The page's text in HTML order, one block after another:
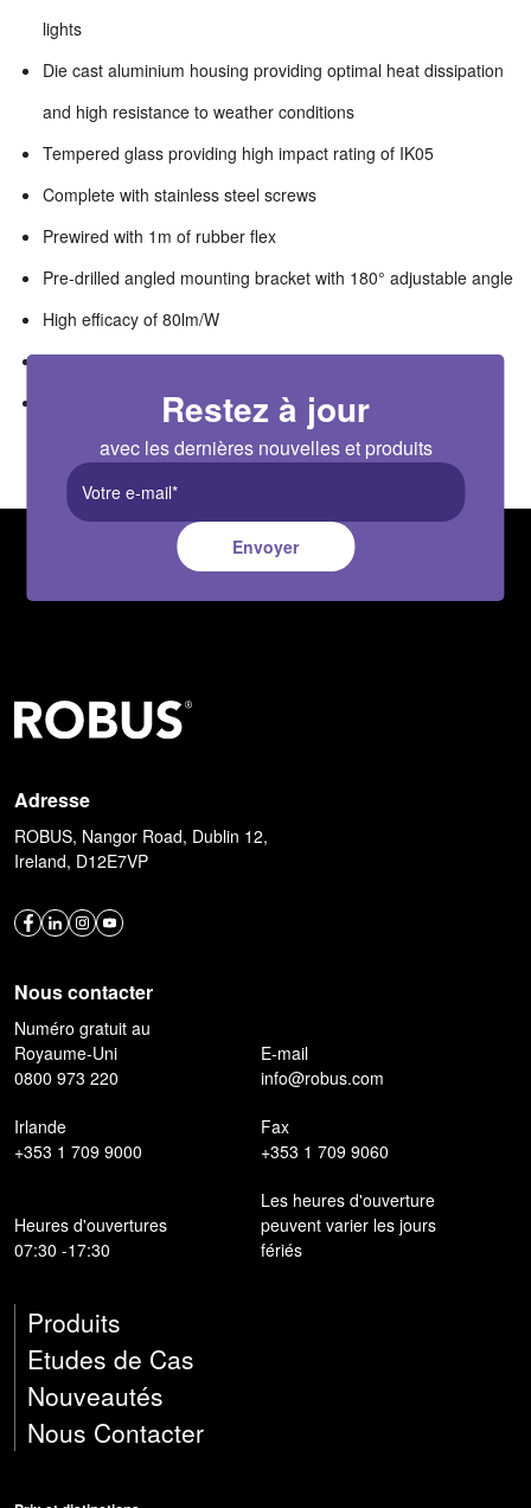
lights
Die cast aluminium housing providing optimal heat dissipation
and high resistance to weather conditions
Tempered glass providing high impact rating of IK05
Complete with stainless steel screws
Prewired with 1m of rubber flex
Pre-drilled angled mounting bracket with 180° adjustable angle
High efficacy of 80lm/W
Wide operating ambient temperature range of -20°C to 40°C
Complete with PIR with adjustable tilt of 180° and swivel of
Restez à jour
avec les dernières nouvelles et produits
Envoyer
Adresse
ROBUS, Nangor Road, Dublin 12,
Ireland, D12E7VP
Nous contacter
Numéro gratuit au
Royaume-Uni
0800 973 220
E-mail
info@robus.com
Irlande
+353 1 709 9000
Fax
+353 1 709 9060
Heures d'ouvertures
07:30 -17:30
Les heures d'ouverture
peuvent varier les jours
fériés
Produits
Etudes de Cas
Nouveautés
Nous Contacter